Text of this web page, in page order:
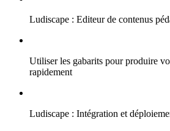
Ludiscape : Editeur de contenus
Utiliser les gabarits pour produire
rapidement
Ludiscape : Intégration et